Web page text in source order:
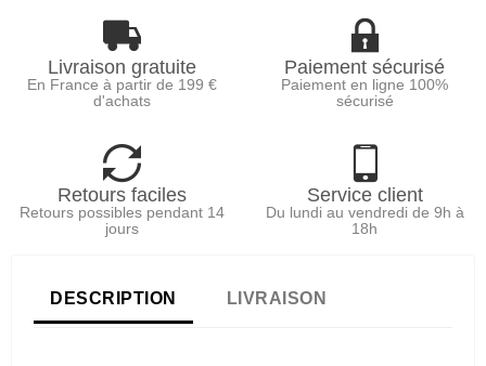
Livraison gratuite
En France à partir de 199 €
d'achats
Paiement sécurisé
Paiement en ligne 100%
sécurisé
Retours faciles
Retours possibles pendant 14
jours
Service client
Du lundi au vendredi de 9h à
18h
DESCRIPTION LIVRAISON